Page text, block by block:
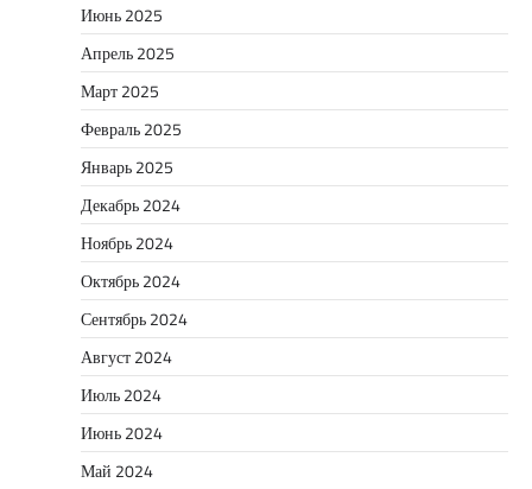
Июнь 2025
Апрель 2025
Март 2025
Февраль 2025
Январь 2025
Декабрь 2024
Ноябрь 2024
Октябрь 2024
Сентябрь 2024
Август 2024
Июль 2024
Июнь 2024
Май 2024